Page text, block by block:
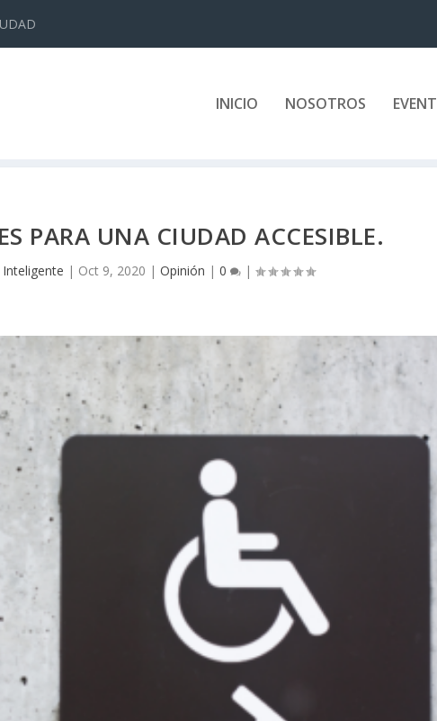
INICIO NOSOTROS
PARA UNA CIUDAD ACCESIBLE.
| Oct 9, 2020 |Opinión |0 |